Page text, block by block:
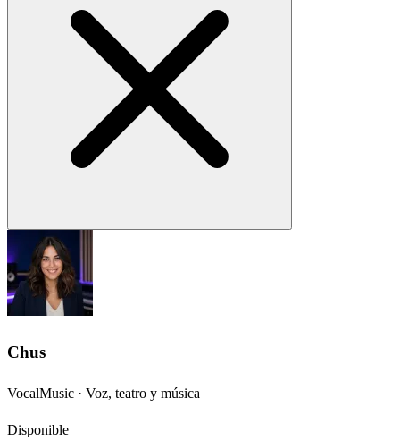
Chus
VocalMusic · Voz, teatro y música
Disponible